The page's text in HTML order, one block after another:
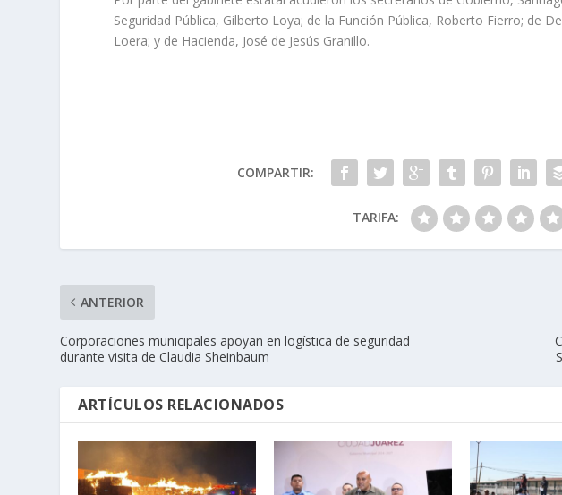
Seguridad Pública, Gilberto Loya; de la Función Pública, Roberto Fierro; de
Loera; y de Hacienda, José de Jesús Granillo.
COMPARTIR:
TARIFA:
ANTERIOR
Corporaciones municipales apoyan en logística de seguridad
durante visita de Claudia Sheinbaum
ARTÍCULOS RELACIONADOS